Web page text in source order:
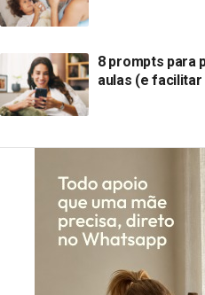
8 prompts para
aulas (e